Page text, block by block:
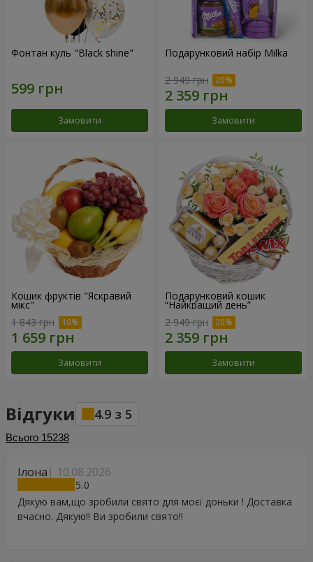
Фонтан куль "Black shine"
Замовити
Подарунковий набір Milka
2 949 грн
Замовити
Кошик фруктів "Яскравий
мікс"
1 843 грн
Замовити
Подарунковий кошик
“Найкращий день”
2 949 грн
Замовити
Відгуки 4.9 з 5
Всього 15238
Ілона 10.08.2026
5
Дякую вам,що зробили свято для моєї доньки ! Доставка
вчасно. Дякую!! Ви зробили свято!!